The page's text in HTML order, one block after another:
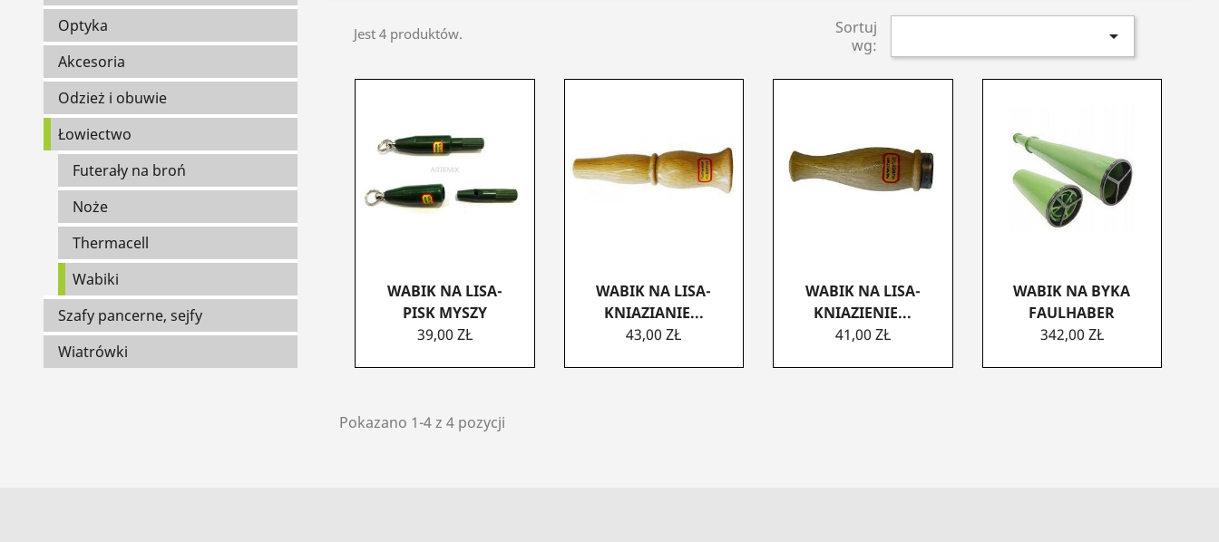
Optyka
Akcesoria
Odzież i obuwie
Łowiectwo
Futerały na broń
Noże
Thermacell
Wabiki
Szafy pancerne, sejfy
Wiatrówki
Jest 4 produktów.
Sortuj
wg:

WABIK NA LISA-
PISK MYSZY
CENA
39,00 ZŁ
WABIK NA LISA-
KNIAZIANIE...
CENA
43,00 ZŁ
WABIK NA LISA-
KNIAZIENIE...
CENA
41,00 ZŁ
WABIK NA BYKA
FAULHABER
CENA
342,00 ZŁ
Pokazano 1-4 z 4 pozycji